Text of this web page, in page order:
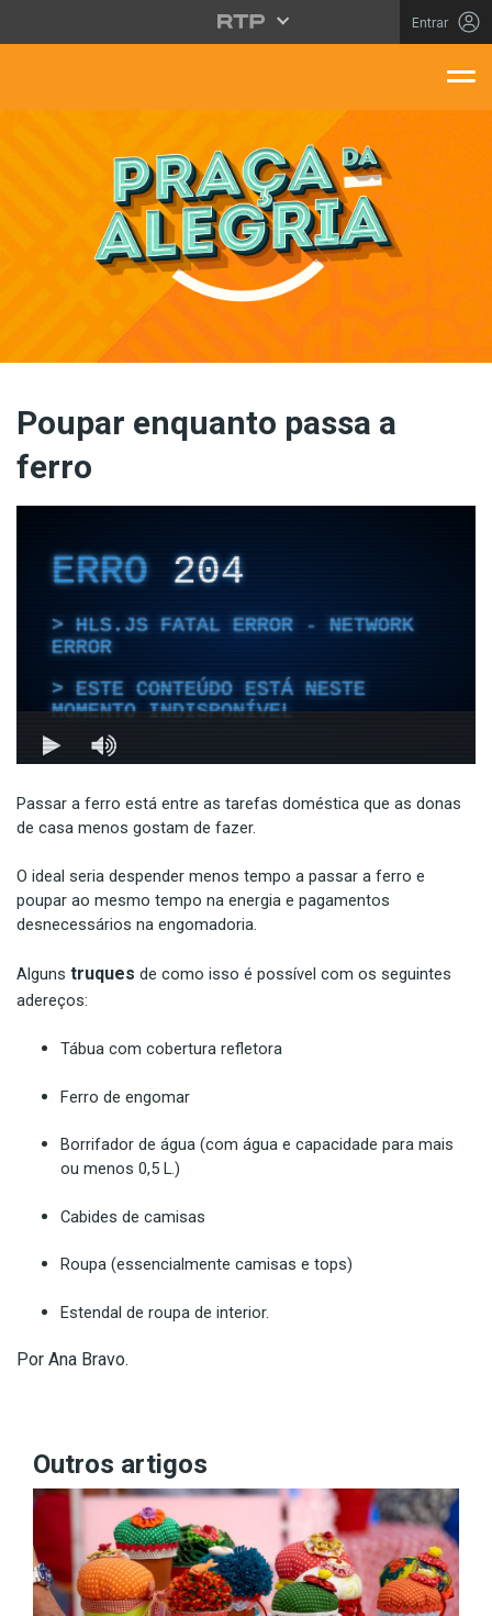
Saltar para o conteúdo principal
Entrar
Poupar enquanto passa a
ferro
Passar a ferro está entre as tarefas doméstica que as donas
de casa menos gostam de fazer.
O ideal seria despender menos tempo a passar a ferro e
poupar ao mesmo tempo na energia e pagamentos
desnecessários na engomadoria.
Alguns truques de como isso é possível com os seguintes
adereços:
Tábua com cobertura refletora
Ferro de engomar
Borrifador de água (com água e capacidade para mais
ou menos 0,5 L.)
Cabides de camisas
Roupa (essencialmente camisas e tops)
Estendal de roupa de interior.
Por Ana Bravo.
Outros artigos